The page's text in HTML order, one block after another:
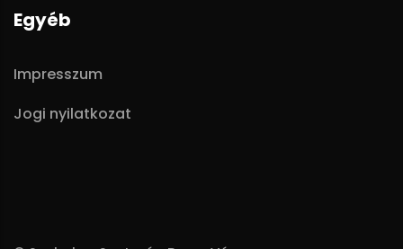
Egyéb
Impresszum
Jogi nyilatkozat